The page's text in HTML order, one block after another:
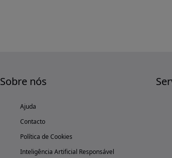
Sobre nós
Ajuda
Contacto
Política de Cookies
Inteligência Artificial Responsável